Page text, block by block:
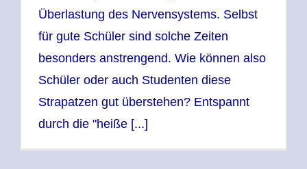
Überlastung des Nervensystems. Selbst
für gute Schüler sind solche Zeiten
besonders anstrengend. Wie können also
Schüler oder auch Studenten diese
Strapatzen gut überstehen? Entspannt
durch die "heiße [...]